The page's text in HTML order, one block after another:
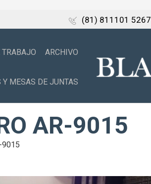
(81) 811101 5267
ARCHIVO
Y MESAS DE JUNTAS
AR-9015
9015